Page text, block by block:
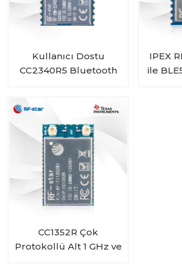
Kullanıcı Dostu
CC2340R5 Bluetooth
BM-2340T1
IPEX
ile
CC1352R Çok
Protokollü Alt 1 GHz ve